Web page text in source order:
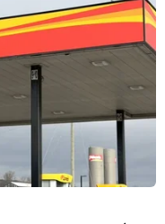
đập ở thành phố
đã bị sập trong
đã được sơ tán
nào.